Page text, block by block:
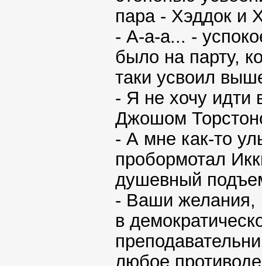
пара - Хэддок и
- А-а-а... -
было на парту,
таки усвоил
- Я не хочу идти
Джошом
- А мне как-то
пробормотал
душевный
- Ваши желания,
в
любое